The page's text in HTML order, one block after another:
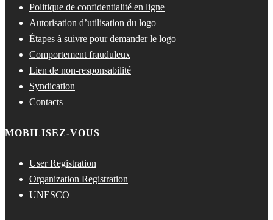
Politique de confidentialité en ligne
Autorisation d’utilisation du logo
Étapes à suivre pour demander le logo
Comportement frauduleux
Lien de non-responsabilité
Syndication
Contacts
MOBILISEZ-VOUS
User Registration
Organization Registration
UNESCO